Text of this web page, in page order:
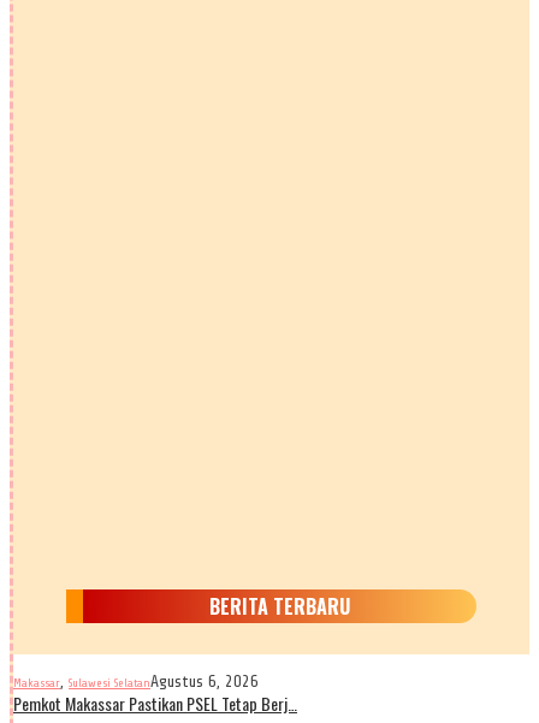
BERITA TERBARU
Makassar, Sulawesi SelatanAgustus 6, 2026
Pemkot Makassar Pastikan PSEL Tetap Berj…